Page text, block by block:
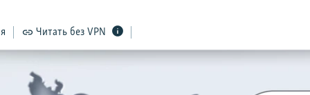
Читать без VPN